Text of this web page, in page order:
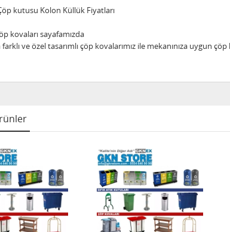
kutusu Kolon Küllük Fiyatları
kovaları sayafamızda
ve özel tasarımlı çöp kovalarımız ile mekanınıza uygun